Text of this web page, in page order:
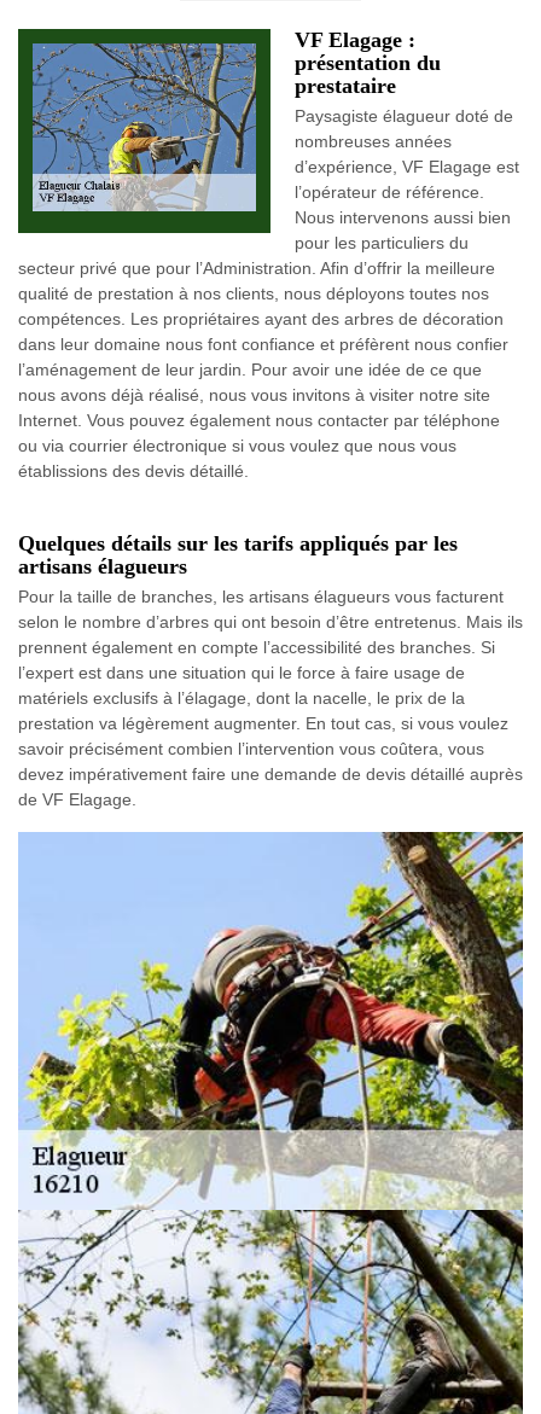
VF Elagage :
présentation du
prestataire
Paysagiste élagueur doté de
nombreuses années
d’expérience, VF Elagage est
l’opérateur de référence.
Nous intervenons aussi bien
pour les particuliers du
secteur privé que pour l’Administration. Afin d’offrir la meilleure
qualité de prestation à nos clients, nous déployons toutes nos
compétences. Les propriétaires ayant des arbres de décoration
dans leur domaine nous font confiance et préfèrent nous confier
l’aménagement de leur jardin. Pour avoir une idée de ce que
nous avons déjà réalisé, nous vous invitons à visiter notre site
Internet. Vous pouvez également nous contacter par téléphone
ou via courrier électronique si vous voulez que nous vous
établissions des devis détaillé.
Quelques détails sur les tarifs appliqués par les
artisans élagueurs
Pour la taille de branches, les artisans élagueurs vous facturent
selon le nombre d’arbres qui ont besoin d’être entretenus. Mais ils
prennent également en compte l’accessibilité des branches. Si
l’expert est dans une situation qui le force à faire usage de
matériels exclusifs à l’élagage, dont la nacelle, le prix de la
prestation va légèrement augmenter. En tout cas, si vous voulez
savoir précisément combien l’intervention vous coûtera, vous
devez impérativement faire une demande de devis détaillé auprès
de VF Elagage.